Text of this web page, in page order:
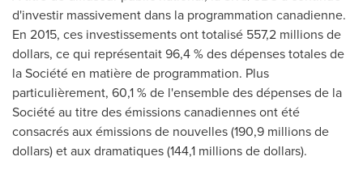
d'investir massivement dans la programmation canadienne.
En 2015, ces investissements ont totalisé 557,2 millions de
dollars, ce qui représentait 96,4 % des dépenses totales de
la Société en matière de programmation. Plus
particulièrement, 60,1 % de l'ensemble des dépenses de la
Société au titre des émissions canadiennes ont été
consacrés aux émissions de nouvelles (190,9 millions de
dollars) et aux dramatiques (144,1 millions de dollars).